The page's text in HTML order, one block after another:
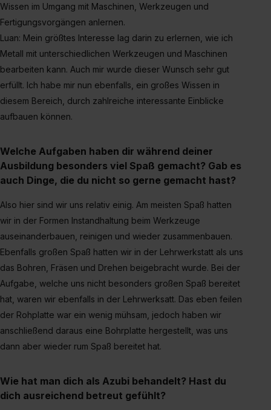
Wissen im Umgang mit Maschinen, Werkzeugen und
Fertigungsvorgängen anlernen.
Luan: Mein größtes Interesse lag darin zu erlernen, wie ich
Metall mit unterschiedlichen Werkzeugen und Maschinen
bearbeiten kann. Auch mir wurde dieser Wunsch sehr gut
erfüllt. Ich habe mir nun ebenfalls, ein großes Wissen in
diesem Bereich, durch zahlreiche interessante Einblicke
aufbauen können.
Welche Aufgaben haben dir während deiner
Ausbildung besonders viel Spaß gemacht? Gab es
auch Dinge, die du nicht so gerne gemacht hast?
Also hier sind wir uns relativ einig. Am meisten Spaß hatten
wir in der Formen Instandhaltung beim Werkzeuge
auseinanderbauen, reinigen und wieder zusammenbauen.
Ebenfalls großen Spaß hatten wir in der Lehrwerkstatt als uns
das Bohren, Fräsen und Drehen beigebracht wurde. Bei der
Aufgabe, welche uns nicht besonders großen Spaß bereitet
hat, waren wir ebenfalls in der Lehrwerksatt. Das eben feilen
der Rohplatte war ein wenig mühsam, jedoch haben wir
anschließend daraus eine Bohrplatte hergestellt, was uns
dann aber wieder rum Spaß bereitet hat.
Wie hat man dich als Azubi behandelt? Hast du
dich ausreichend betreut gefühlt?